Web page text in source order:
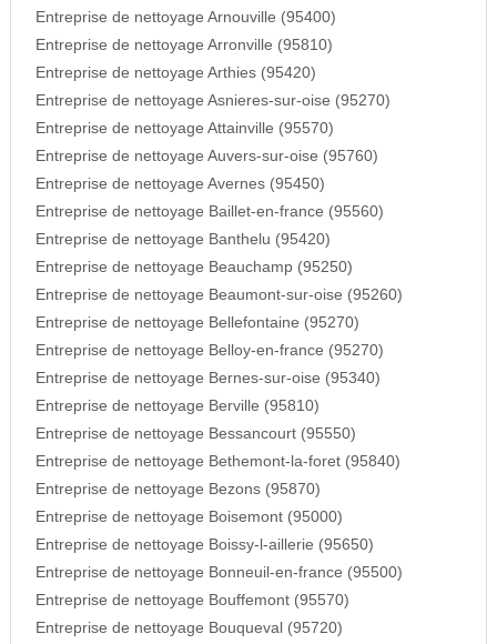
Entreprise de nettoyage Arnouville (95400)
Entreprise de nettoyage Arronville (95810)
Entreprise de nettoyage Arthies (95420)
Entreprise de nettoyage Asnieres-sur-oise (95270)
Entreprise de nettoyage Attainville (95570)
Entreprise de nettoyage Auvers-sur-oise (95760)
Entreprise de nettoyage Avernes (95450)
Entreprise de nettoyage Baillet-en-france (95560)
Entreprise de nettoyage Banthelu (95420)
Entreprise de nettoyage Beauchamp (95250)
Entreprise de nettoyage Beaumont-sur-oise (95260)
Entreprise de nettoyage Bellefontaine (95270)
Entreprise de nettoyage Belloy-en-france (95270)
Entreprise de nettoyage Bernes-sur-oise (95340)
Entreprise de nettoyage Berville (95810)
Entreprise de nettoyage Bessancourt (95550)
Entreprise de nettoyage Bethemont-la-foret (95840)
Entreprise de nettoyage Bezons (95870)
Entreprise de nettoyage Boisemont (95000)
Entreprise de nettoyage Boissy-l-aillerie (95650)
Entreprise de nettoyage Bonneuil-en-france (95500)
Entreprise de nettoyage Bouffemont (95570)
Entreprise de nettoyage Bouqueval (95720)